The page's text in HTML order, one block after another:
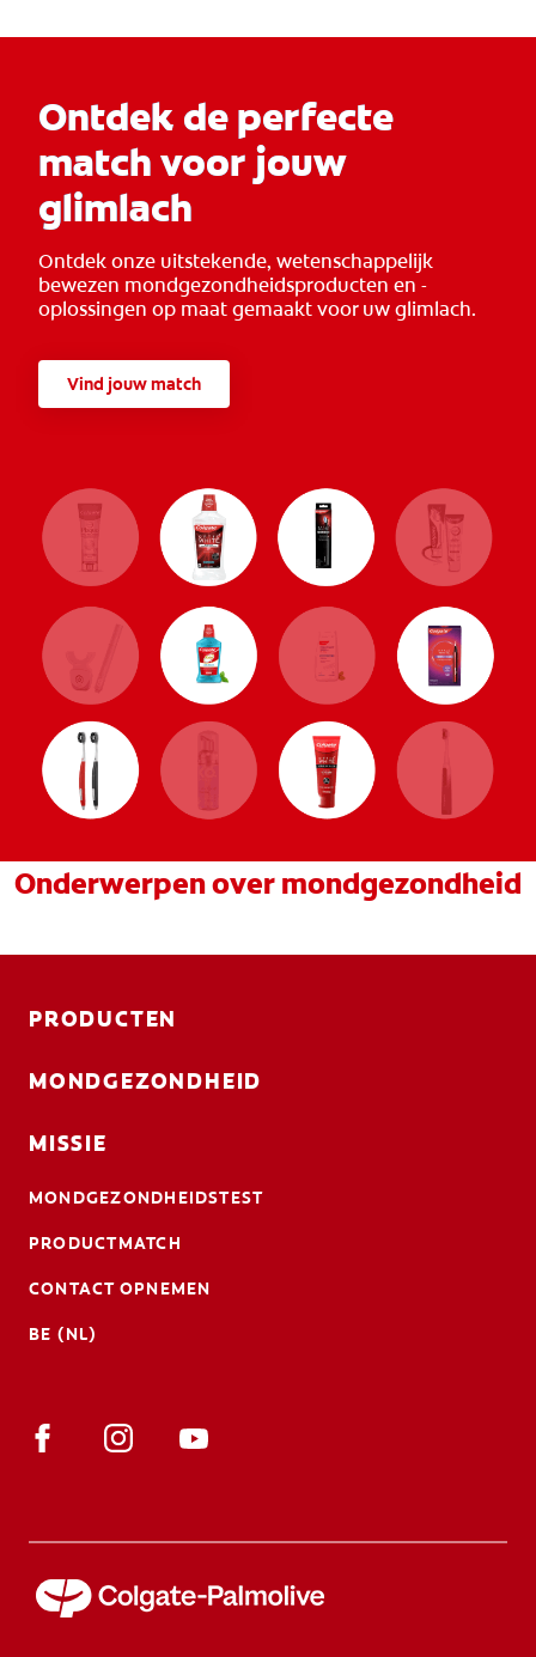
Ontdek de perfecte
match voor jouw
glimlach
Ontdek onze uitstekende, wetenschappelijk
bewezen mondgezondheidsproducten en -
oplossingen op maat gemaakt voor uw glimlach.
Vind jouw match
Onderwerpen over mondgezondheid
PRODUCTEN
MONDGEZONDHEID
MISSIE
MONDGEZONDHEIDSTEST
PRODUCTMATCH
CONTACT OPNEMEN
BE (NL)